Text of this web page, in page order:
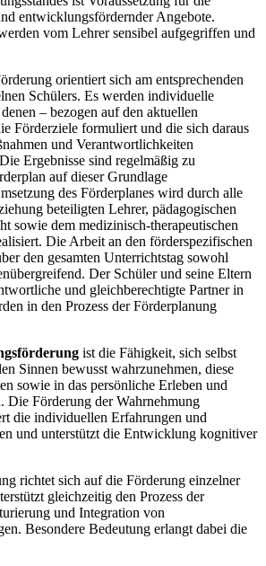
entwicklungsfördernder Angebote.
vom Lehrer sensibel aufgegriffen und
orientiert sich am entsprechenden
Schülers. Es werden individuelle
– bezogen auf den aktuellen
Förderziele formuliert und die sich daraus
und Verantwortlichkeiten
Ergebnisse sind regelmäßig zu
auf dieser Grundlage
des Förderplanes wird durch alle
beteiligten Lehrer, pädagogischen
sowie dem medizinisch-therapeutischen
Die Arbeit an den förderspezifischen
den gesamten Unterrichtstag sowohl
Der Schüler und seine Eltern
und gleichberechtigte Partner in
in den Prozess der Förderplanung
ist die Fähigkeit, sich selbst
Sinnen bewusst wahrzunehmen, diese
sowie in das persönliche Erleben und
Die Förderung der Wahrnehmung
die individuellen Erfahrungen und
und unterstützt die Entwicklung kognitiver
richtet sich auf die Förderung einzelner
gleichzeitig den Prozess der
und Integration von
Besondere Bedeutung erlangt dabei die